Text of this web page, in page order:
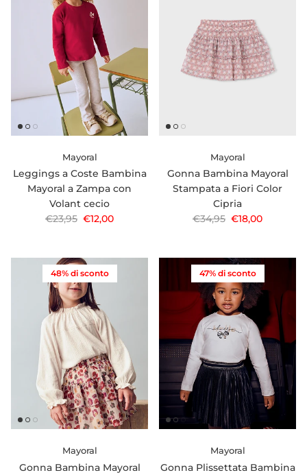
Mayoral
Leggings a Coste Bambina
Mayoral a Zampa con
Volant cecio
Prezzo normale
€23,95 Prezzo di vendita
€12,00
Mayoral
Gonna Bambina Mayoral
Stampata a Fiori Color
Cipria
Prezzo normale
€34,95 Prezzo di
€18,00
48% di sconto
Mayoral
Gonna Bambina Mayoral
47% di sconto
Mayoral
Gonna Plissettata Bambina